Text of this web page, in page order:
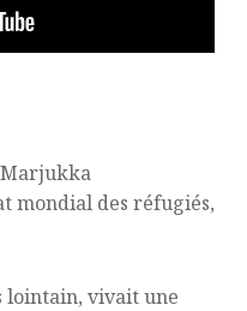
mondial des réfugiés,
lointain, vivait une